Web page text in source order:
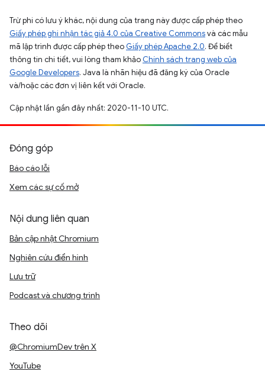
Trừ phi có lưu ý khác, nội dung của trang này được cấp phép theo
Giấy phép ghi nhận tác giả 4.0 của Creative Commonsvà các mẫu
mã lập trình được cấp phép theo Giấy phép Apache 2.0. Để biết
thông tin chi tiết, vui lòng tham khảo Chính sách trang web của
Google Developers. Java là nhãn hiệu đã đăng ký của Oracle
và/hoặc các đơn vị liên kết với Oracle.
Cập nhật lần gần đây nhất: 2020-11-10 UTC.
Đóng góp
Báo cáo lỗi
Xem các sự cố mở
Nội dung liên quan
Bản cập nhật Chromium
Nghiên cứu điển hình
Lưu trữ
Podcast và chương trình
Theo dõi
@ChromiumDev trên X
YouTube